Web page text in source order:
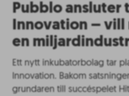
Pubblo ansluter
Innovation – vill
en
Ett nytt inkubatorbolag tar
Innovation. Bakom
grundaren till succéspelet